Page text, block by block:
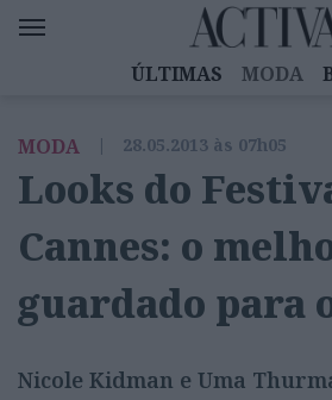
ÚLTIMAS MODA
EMOÇÕES
MULHERES
DIZ QUEM SABE
ACTIVA
MODA | 28.05.2013 às 07h05
Looks do
Cannes: o
guardado para
Nicole Kidman e Uma